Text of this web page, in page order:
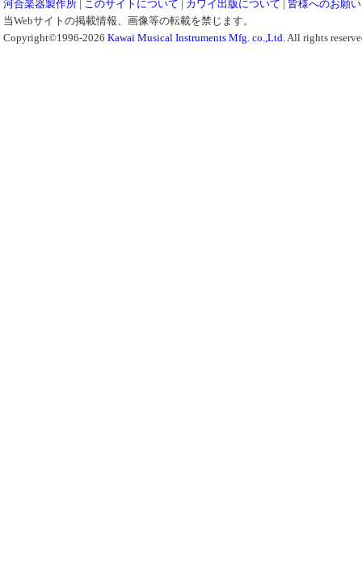
河合楽器製作所 このサイトについて カワイ出版について
皆様へのお願い
当Webサイトの掲載情報、画像等の転載を禁じます。
Copyright©1996-2026 Kawai Musical Instruments Mfg. co.,Ltd.All rights